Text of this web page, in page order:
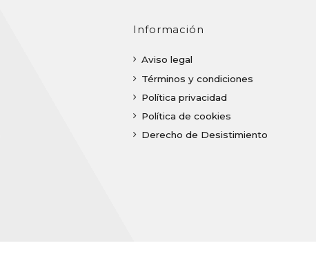
Información
Aviso legal
Términos y condiciones
Política privacidad
Política de cookies
Derecho de Desistimiento